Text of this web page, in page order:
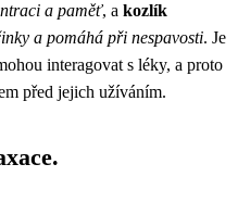
a paměť, a kozlík
a pomáhá při nespavosti. Je
interagovat s léky, a proto
před jejich užíváním.